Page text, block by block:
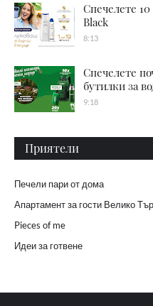
Спечелете
Black
8:13
Спечелете
бутилки за
9:18
Приятели
Печели пари от дома
Апартамент за гости Велико
Pieces of me
Идеи за готвене